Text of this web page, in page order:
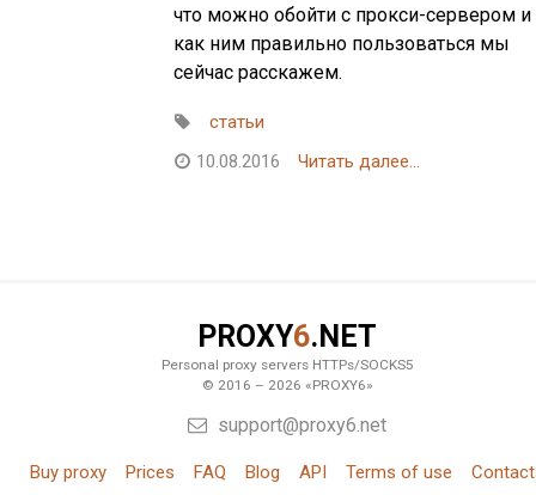
что можно обойти с прокси-сервером и
как ним правильно пользоваться мы
сейчас расскажем.
статьи
10.08.2016
Читать далее...
PROXY6.NET
Personal proxy servers HTTPs/SOCKS5
© 2016 – 2026 «PROXY6»
support@proxy6.net
Buy proxy Prices FAQ Blog API Terms of use